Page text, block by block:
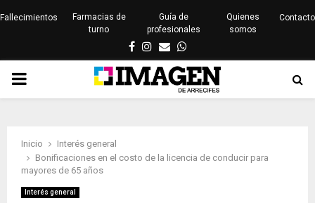
Fallecimientos
Farmacias de
turno
Guía de
profesionales
Quienes
somos
Contacto
Facebook
Instagram
EmailWhatsapp
PRIMARY
Inicio
Interés general
Bonificaciones en el costo de la licencia de conducir para
mayores de 65 años
Interés general